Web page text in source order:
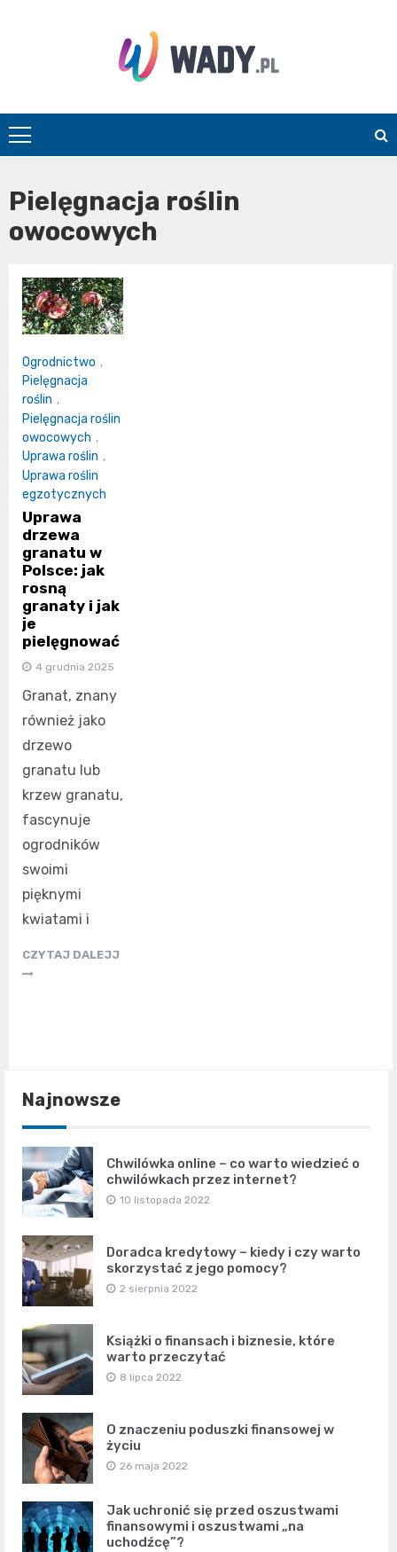
wady.pl
Pielęgnacja roślin
owocowych
Ogrodnictwo ,
Pielęgnacja
roślin ,
Pielęgnacja roślin
owocowych ,
Uprawa roślin ,
Uprawa roślin
egzotycznych
Uprawa
drzewa
granatu w
Polsce: jak
rosną
granaty i jak
je
pielęgnować
4 grudnia 2025
Granat, znany
również jako
drzewo
granatu lub
krzew granatu,
fascynuje
ogrodników
swoimi
pięknymi
kwiatami i
CZYTAJ DALEJJ
Najnowsze
Chwilówka online – co warto wiedzieć o
chwilówkach przez internet?
10 listopada 2022
Doradca kredytowy – kiedy i czy warto
skorzystać z jego pomocy?
2 sierpnia 2022
Książki o finansach i biznesie, które
warto przeczytać
8 lipca 2022
O znaczeniu poduszki finansowej w
życiu
26 maja 2022
Jak uchronić się przed oszustwami
finansowymi i oszustwami „na
uchodźcę”?